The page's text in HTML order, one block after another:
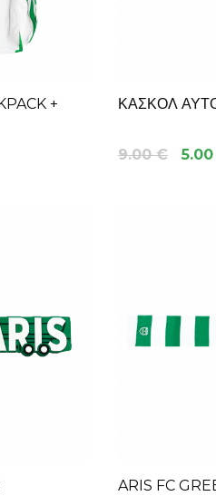
+
ΚΑΣΚΟΛ
9.00 €
ARIS FC